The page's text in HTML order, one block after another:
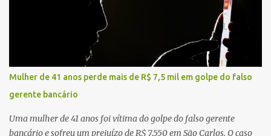
a violência da colisão, o motociclista foi arremessado ao solo.
Testemunhas relataram que o capacete teria se desprendido
durante o acidente. O jovem sofreu ferimentos gravíssimos e
morreu ainda no local. Equipes de resgate e de atendimento da
concessionária responsável pela rodovia foram acionadas e
realizaram a sinalização da via, além de prestarem socorro à
vítima. No entanto, o óbito foi constatado ainda no local do
acidente. A Polícia Militar Rodoviária compareceu para o registro
da ocorrência...
Mulher de 41 anos perde mais de R$ 7,5 mil em golpe do falso
gerente bancário
Uma mulher de 41 anos foi vítima do golpe do falso gerente
bancário e sofreu um prejuízo de R$ 7.550 em São Carlos. O caso